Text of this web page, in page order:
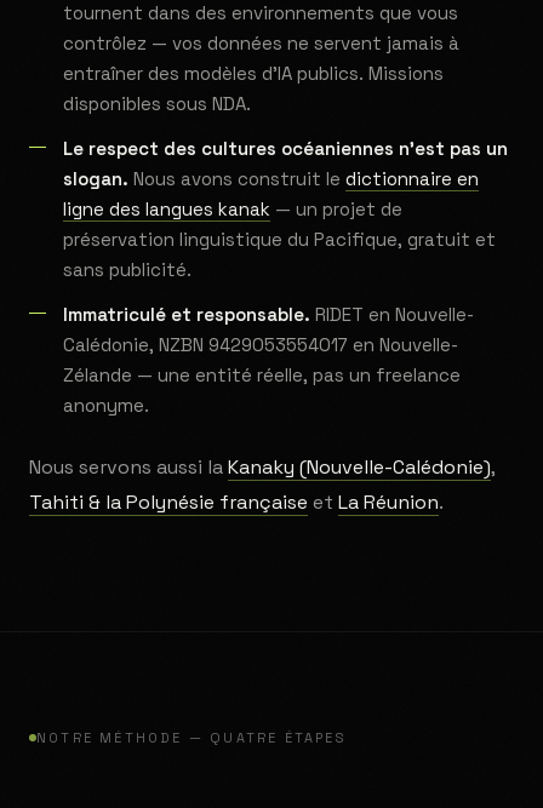
tournent dans des environnements que vous
contrôlez — vos données ne servent jamais à
entraîner des modèles d'IA publics. Missions
disponibles sous NDA.
Le respect des cultures océaniennes n'est pas un
slogan. Nous avons construit le dictionnaire en
ligne des langues kanak — un projet de
préservation linguistique du Pacifique, gratuit et
sans publicité.
Immatriculé et responsable. RIDET en Nouvelle-
Calédonie, NZBN 9429053554017 en Nouvelle-
Zélande — une entité réelle, pas un freelance
anonyme.
Nous servons aussi laKanaky (Nouvelle-Calédonie),
Tahiti & la Polynésie française et La Réunion.
NOTRE MÉTHODE — QUATRE ÉTAPES